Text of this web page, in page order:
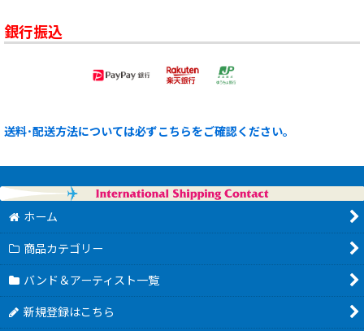
銀行振込
送料･配送方法については必ずこちらをご確認ください。
ホーム
商品カテゴリー
バンド＆アーティスト一覧
新規登録はこちら